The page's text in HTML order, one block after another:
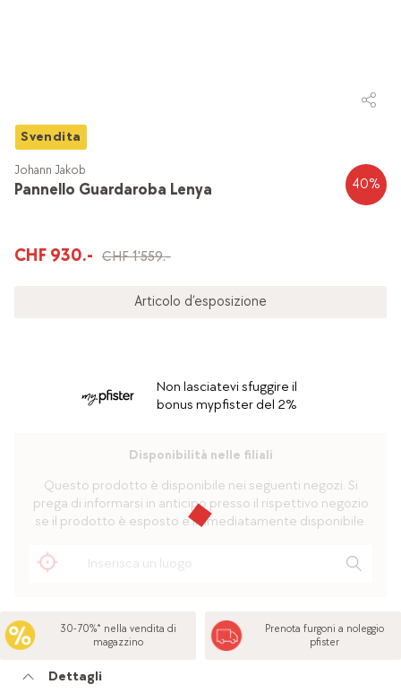
Svendita
Pannello Guardaroba Lenya
Johann Jakob
40%
CHF 930.- CHF 1'559.-
Articolo d’esposizione
Non lasciatevi sfuggire il
bonus mypfister del 2%
Disponibilità nelle filiali
Questo prodotto è disponibile nei seguenti negozi. Si
prega di informarsi in anticipo presso il rispettivo negozio
se il prodotto è esposto e immediatamente disponibile.
30-70%* nella vendita di
magazzino
Prenota furgoni a noleggio
pfister
Dettagli